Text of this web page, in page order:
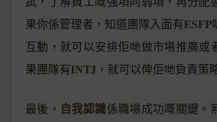
果你係管理者，知道團隊入面有ESFP
互動，就可以安排佢哋做市場推廣或
果團隊有INTJ ，就可以俾佢哋負責策
最後， 自我認識係職場成功嘅關鍵。